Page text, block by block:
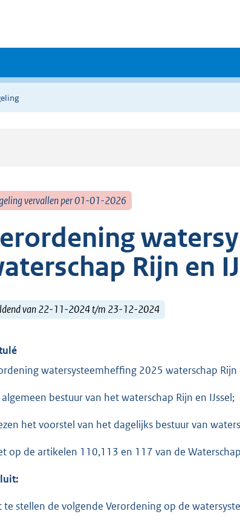
vervallen per 01-01-2026
Rijn en
van 22-11-2024 t/m 23-12-2024
watersysteemheffing 2025 waterschap Rijn
bestuur van het waterschap Rijn en IJssel;
het voorstel van het dagelijks bestuur van
op de artikelen 110,113 en 117 van de
te stellen de volgende Verordening op de